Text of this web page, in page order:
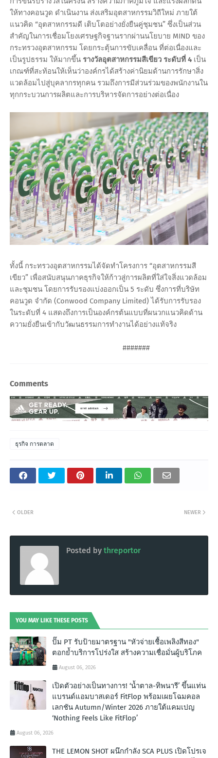
ให้ทางคอนวูด ดำเนินงาน ส่งเสริมอุตสาหกรรมวิถีใหม่ ภายใต้
แนวคิด “อุตสาหกรรมดี เติบโตอย่างยั่งยืนคู่ชุมชน” ซึ่งเป็นส่วน
สำคัญในการเชื่อมโยงเศรษฐกิจฐานรากผ่านนโยบาย MIND ของ
กระทรวงอุตสาหกรรม โดยกระตุ้นการขับเคลื่อน ที่ต่อเนื่องและ
เป็นรูปธรรม ให้มากขึ้น รางวัลอุตสาหกรรมสีเขียว ระดับที่ 4 เป็น
เกณฑ์ที่สะท้อนให้เห็นว่าองค์กรได้สร้างค่านิยมด้านการรักษาสิ่ง
แวดล้อมไปสู่บุคลากรทุกคน รวมถึงการมีส่วนร่วมของพนักงานใน
ทุกกระบวนการผลิตและการบริหารจัดการอย่างต่อเนื่อง
ทั้งนี้ กระทรวงอุตสาหกรรมได้จัดทำโครงการ “อุตสาหกรรมสี
เขียว” เพื่อสนับสนุนภาคธุรกิจให้ก้าวสู่การผลิตที่ใส่ใจสิ่งแวดล้อม
และชุมชน โดยการรับรองแบ่งออกเป็น 5 ระดับ ซึ่งการที่บริษัท
คอนวูด จำกัด (Conwood Company Limited) ได้รับการรับรอง
ในระดับที่ 4 แสดงถึงการเป็นองค์กรต้นแบบที่ผนวกแนวคิดด้าน
ความยั่งยืนเข้ากับวัฒนธรรมการทำงานได้อย่างแท้จริง
#######
Comments
ธุรกิจ การตลาด
NEWER
OLDER
Posted by threportor
YOU MAY LIKE THESE POSTS
ปั๊ม PT รับป้ายมาตรฐาน "หัวจ่ายเชื้อเพลิงสีทอง"
ตอกย้ำบริการโปร่งใส สร้างความเชื่อมั่นผู้บริโภค
August 06, 2026
เปิดตัวอย่างเป็นทางการ! ‘น้ำตาล-ทิพนารี’ ขึ้นแท่น
แบรนด์แอมบาสเดอร์ FitFlop พร้อมเผยโฉมคอล
เลกชัน Autumn/Winter 2026 ภายใต้แคมเปญ
‘Nothing Feels Like FitFlop’
August 06, 2026
THE LEMON SHOT ผนึกกำลัง SCA PLUS เปิดโปรเจ